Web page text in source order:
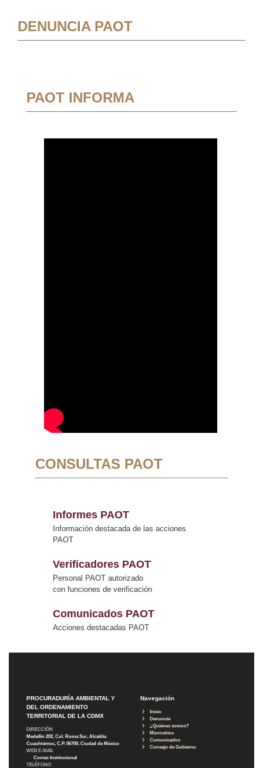
DENUNCIA PAOT
PAOT INFORMA
CONSULTAS PAOT
Informes PAOT
Información destacada de las acciones
PAOT
Verificadores PAOT
Personal PAOT autorizado
con funciones de verificación
Comunicados PAOT
Acciones destacadas PAOT
PROCURADURÍA AMBIENTAL Y
DEL ORDENAMIENTO
TERRITORIAL DE LA CDMX
DIRECCIÓN
Medellín 202, Col. Roma Sur, Alcaldía
Cuauhtémoc, C.P. 06700, Ciudad de México
WEB E-MAIL
Correo Institucional
TELÉFONO
Navegación
Inicio
Denuncia
¿Quiénes somos?
Micrositios
Comunicados
Consejo de Gobierno